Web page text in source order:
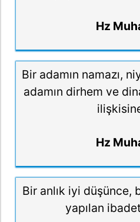
Hz
Bir adamın namazı,
adamın dirhem ve
Hz
Bir anlık iyi düşünce,
yapılan